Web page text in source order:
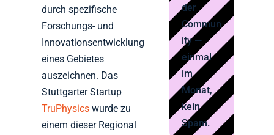
durch spezifische
Forschungs- und
Innovationsentwicklung
eines Gebietes
auszeichnen. Das
Stuttgarter Startup
TruPhysics wurde zu
einem dieser Regional
der
Commun
ity —
einmal
im
Monat,
kein
Spam.